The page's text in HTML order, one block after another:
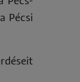
Pécsi